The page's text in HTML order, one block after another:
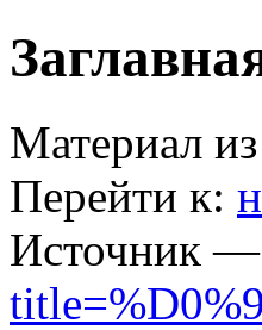
Материал
Перейти к:
Источник